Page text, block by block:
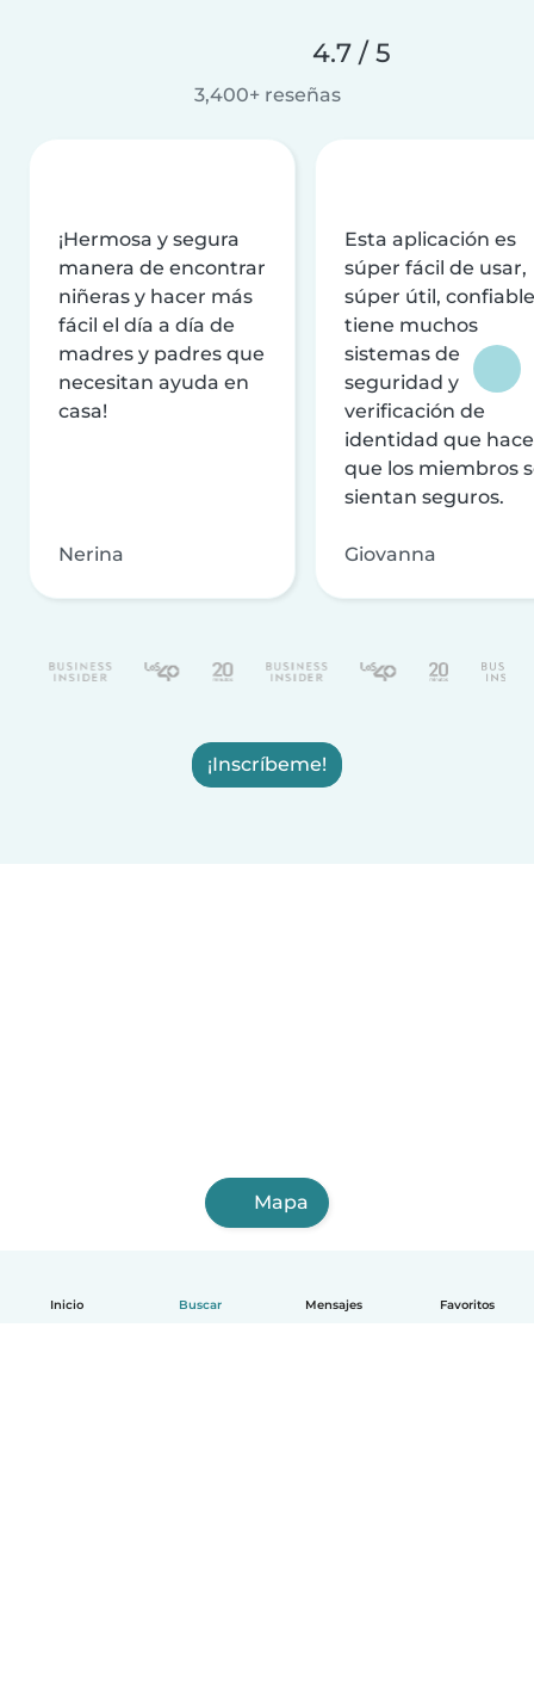
Inicio Buscar Mensajes Favoritos
4.7 / 5
3,400+ reseñas
¡Hermosa y segura
manera de encontrar
niñeras y hacer más
fácil el día a día de
madres y padres que
necesitan ayuda en
casa!
Nerina
Esta aplicación es
súper fácil de usar,
súper útil,
tiene muchos
sistemas de
seguridad y
verificación de
identidad que
que los miembros
sientan seguros.
Giovanna
¡Inscríbeme!
Mapa